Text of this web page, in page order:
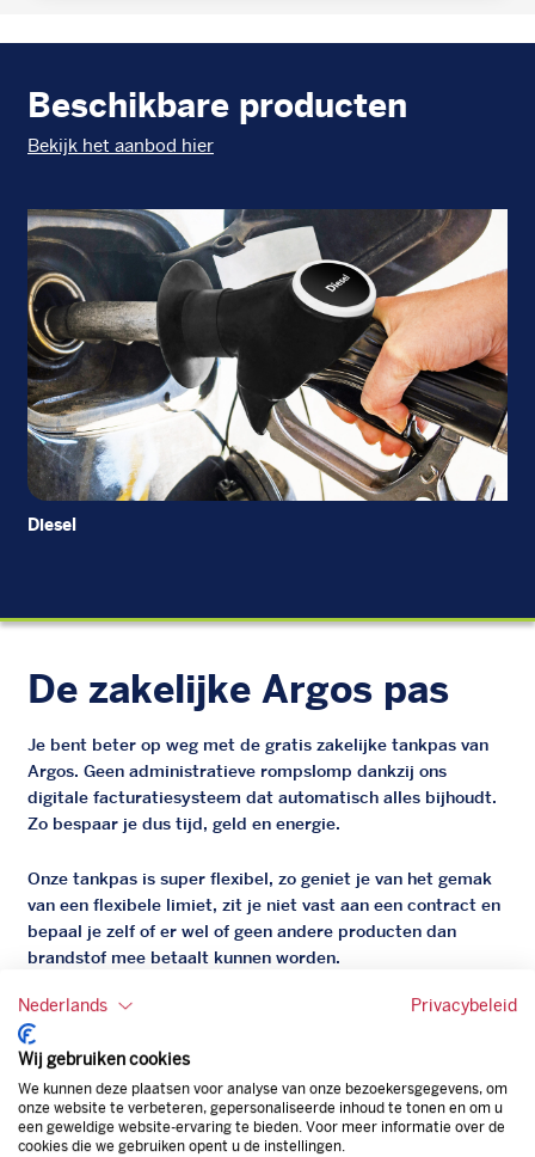
Beschikbare producten
Bekijk het aanbod hier
Diesel
De zakelijke Argos pas
Je bent beter op weg met de gratis zakelijke tankpas van
Argos. Geen administratieve rompslomp dankzij ons
digitale facturatiesysteem dat automatisch alles bijhoudt.
Zo bespaar je dus tijd, geld en energie.
Onze tankpas is super flexibel, zo geniet je van het gemak
van een flexibele limiet, zit je niet vast aan een contract en
bepaal je zelf of er wel of geen andere producten dan
brandstof mee betaalt kunnen worden.
korting. Mocht de pompprijs toch lager zijn dan betaal je
natuurlijk de prijs aan de pomp. Zo ben je altijd verzekerd
van de laagste prijs.
tankpas aanvragen
Nederlands Privacybeleid
Wij gebruiken cookies
We kunnen deze plaatsen voor analyse van onze bezoekersgegevens, om
onze website te verbeteren, gepersonaliseerde inhoud te tonen en om u
een geweldige website-ervaring te bieden. Voor meer informatie over de
cookies die we gebruiken opent u de instellingen.